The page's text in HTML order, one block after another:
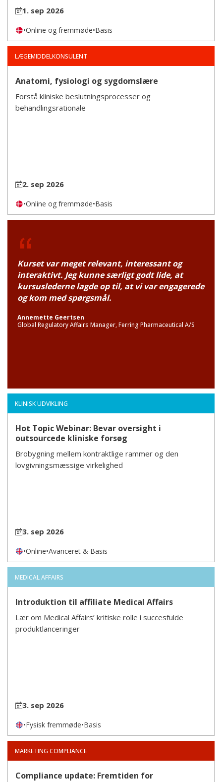
1. sep 2026
•Online og fremmøde•Basis
LÆGEMIDDELKONSULENT
Anatomi, fysiologi og sygdomslære
Forstå kliniske beslutningsprocesser og
behandlingsrationale
2. sep 2026
•Online og fremmøde•Basis
Kurset var meget relevant, interessant og
interaktivt. Jeg kunne særligt godt lide, at
kursuslederne lagde op til, at vi var engagerede
og kom med spørgsmål.
Annemette Geertsen
Global Regulatory Affairs Manager, Ferring Pharmaceutical A/S
KLINISK UDVIKLING
Hot Topic Webinar: Bevar oversight i
outsourcede kliniske forsøg
Brobygning mellem kontraktlige rammer og den
lovgivningsmæssige virkelighed
3. sep 2026
•Online•Avanceret & Basis
MEDICAL AFFAIRS
Introduktion til affiliate Medical Affairs
Lær om Medical Affairs’ kritiske rolle i succesfulde
produktlanceringer
3. sep 2026
•Fysisk fremmøde•Basis
MARKETING COMPLIANCE
Compliance update: Fremtiden for